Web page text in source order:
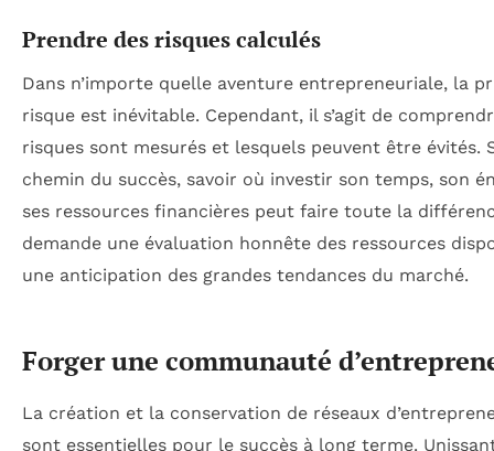
Prendre des risques calculés
Dans n’importe quelle aventure entrepreneuriale, la
risque est inévitable. Cependant, il s’agit de
risques sont mesurés et lesquels peuvent être évités.
chemin du succès, savoir où investir son temps, son
ses ressources financières peut faire toute la
demande une évaluation honnête des ressources
une anticipation des grandes tendances du marché.
Forger une communauté
La création et la conservation de réseaux
sont essentielles pour le succès à long terme.